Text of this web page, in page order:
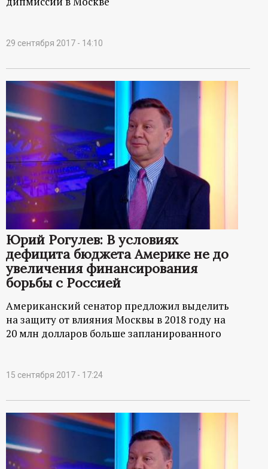
29 сентября 2017 - 14:10
Юрий Рогулев: В условиях
дефицита бюджета Америке не до
увеличения финансирования
борьбы с Россией
Американский сенатор предложил выделить
на защиту от влияния Москвы в 2018 году на
20 млн долларов больше запланированного
15 сентября 2017 - 17:24